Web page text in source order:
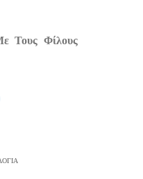
Τους Φίλους